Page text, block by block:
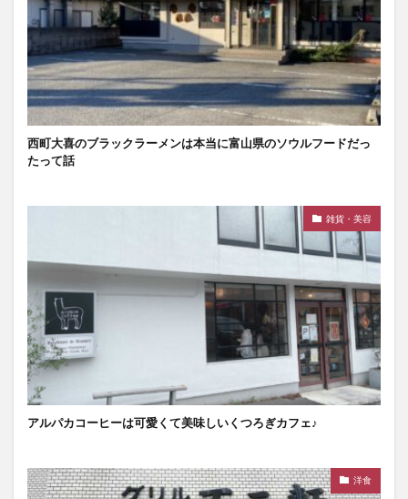
西町大喜のブラックラーメンは本当に富山県のソウルフードだっ
たって話
雑貨・美容
アルパカコーヒーは可愛くて美味しいくつろぎカフェ♪
洋食